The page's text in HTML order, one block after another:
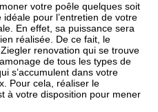
votre poêle quelques soit
pour l’entretien de votre
En effet, sa puissance sera
réalisée. De ce fait, le
renovation qui se trouve
de tous les types de
s’accumulent dans votre
Pour cela, réaliser le
à votre disposition pour mener